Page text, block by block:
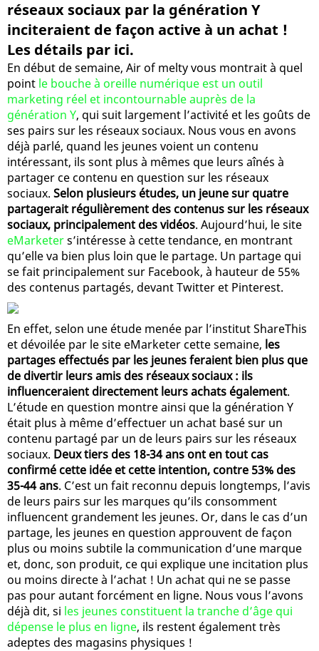
réseaux sociaux par la génération Y
inciteraient de façon active à un achat !
Les détails par ici.
En début de semaine, Air of melty vous montrait à quel
point le bouche à oreille numérique est un outil
marketing réel et incontournable auprès de la
génération Y, qui suit largement l’activité et les goûts de
ses pairs sur les réseaux sociaux. Nous vous en avons
déjà parlé, quand les jeunes voient un contenu
intéressant, ils sont plus à mêmes que leurs aînés à
partager ce contenu en question sur les réseaux
sociaux. Selon plusieurs études, un jeune sur quatre
partagerait régulièrement des contenus sur les réseaux
sociaux, principalement des vidéos. Aujourd’hui, le site
eMarketers’intéresse à cette tendance, en montrant
qu’elle va bien plus loin que le partage. Un partage qui
se fait principalement sur Facebook, à hauteur de 55%
des contenus partagés, devant Twitter et Pinterest.
En effet, selon une étude menée par l’institut ShareThis
et dévoilée par le site eMarketer cette semaine, les
partages effectués par les jeunes feraient bien plus que
de divertir leurs amis des réseaux sociaux : ils
influenceraient directement leurs achats également.
L’étude en question montre ainsi que la génération Y
était plus à même d’effectuer un achat basé sur un
contenu partagé par un de leurs pairs sur les réseaux
sociaux. Deux tiers des 18-34 ans ont en tout cas
confirmé cette idée et cette intention, contre 53% des
35-44 ans. C’est un fait reconnu depuis longtemps, l’avis
de leurs pairs sur les marques qu’ils consomment
influencent grandement les jeunes. Or, dans le cas d’un
partage, les jeunes en question approuvent de façon
plus ou moins subtile la communication d’une marque
et, donc, son produit, ce qui explique une incitation plus
ou moins directe à l’achat ! Un achat qui ne se passe
pas pour autant forcément en ligne. Nous vous l’avons
déjà dit, si les jeunes constituent la tranche d’âge qui
dépense le plus en ligne, ils restent également très
adeptes des magasins physiques !